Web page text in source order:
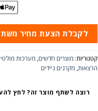
לקבלת הצעת מחיר
קטגוריות: מוצרים חדשים, מערכות
הרצאות, מקרנים ניידים
רוצה לשתף מוצר זה? לחץ